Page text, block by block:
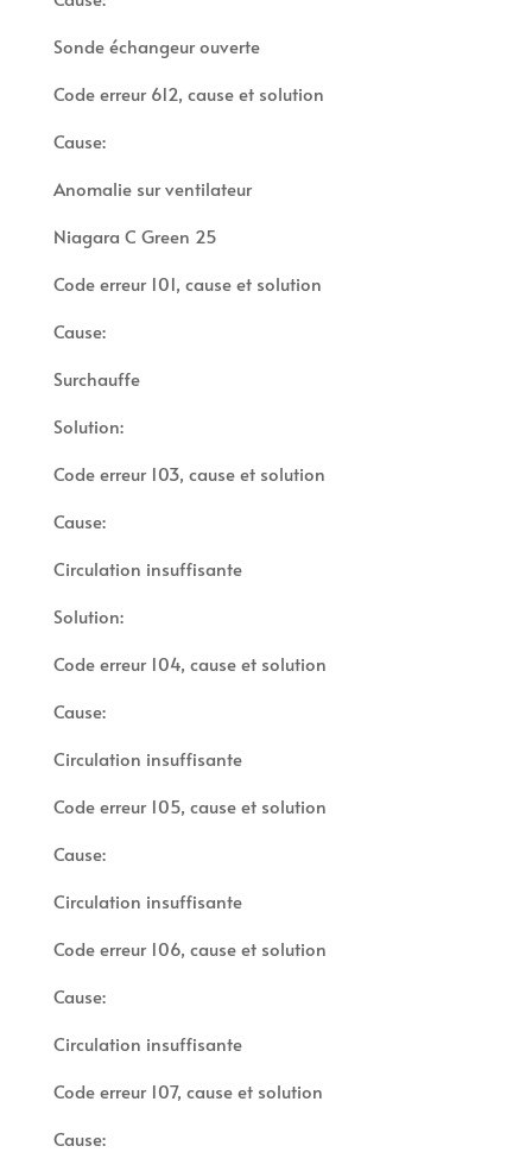
Sonde échangeur ouverte
Code erreur 612, cause et solution
Cause:
Anomalie sur ventilateur
Niagara C Green 25
Code erreur 101, cause et solution
Cause:
Surchauffe
Solution:
Code erreur 103, cause et solution
Cause:
Circulation insuffisante
Solution:
Code erreur 104, cause et solution
Cause:
Circulation insuffisante
Code erreur 105, cause et solution
Cause:
Circulation insuffisante
Code erreur 106, cause et solution
Cause:
Circulation insuffisante
Code erreur 107, cause et solution
Cause: